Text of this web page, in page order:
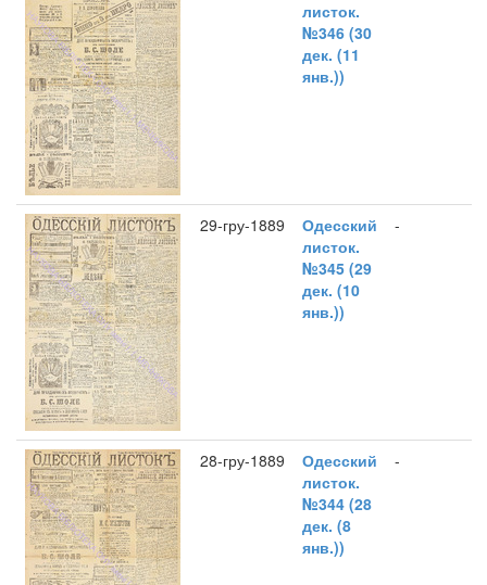
листок.
№346 (30
дек. (11
янв.))
29-гру-1889
Одесский
листок.
№345 (29
дек. (10
янв.))
-
28-гру-1889
Одесский
листок.
№344 (28
дек. (8
янв.))
-